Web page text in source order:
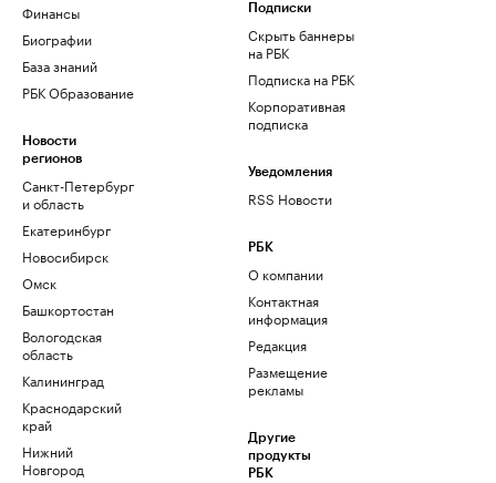
Финансы
Биографии
База знаний
РБК Образование
Новости
регионов
Санкт-Петербург
и область
Екатеринбург
Новосибирск
Омск
Башкортостан
Вологодская
область
Калининград
Краснодарский
край
Нижний
Новгород
Подписки
Скрыть баннеры
на РБК
Подписка на РБК
Корпоративная
подписка
Уведомления
RSS Новости
РБК
О компании
Контактная
информация
Редакция
Размещение
рекламы
Другие
продукты
РБК